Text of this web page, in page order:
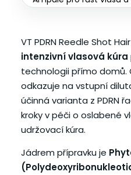
VT PDRN Reedle Shot
intenzivní vlasová kúra
technologii přímo domů.
odkazuje na vstupní
účinná varianta z PDRN
kroky v péči o oslabené
udržovací kúra.
Jádrem přípravku je